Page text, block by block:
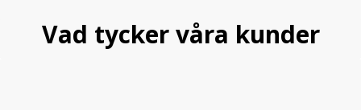
Vad tycker våra kunder